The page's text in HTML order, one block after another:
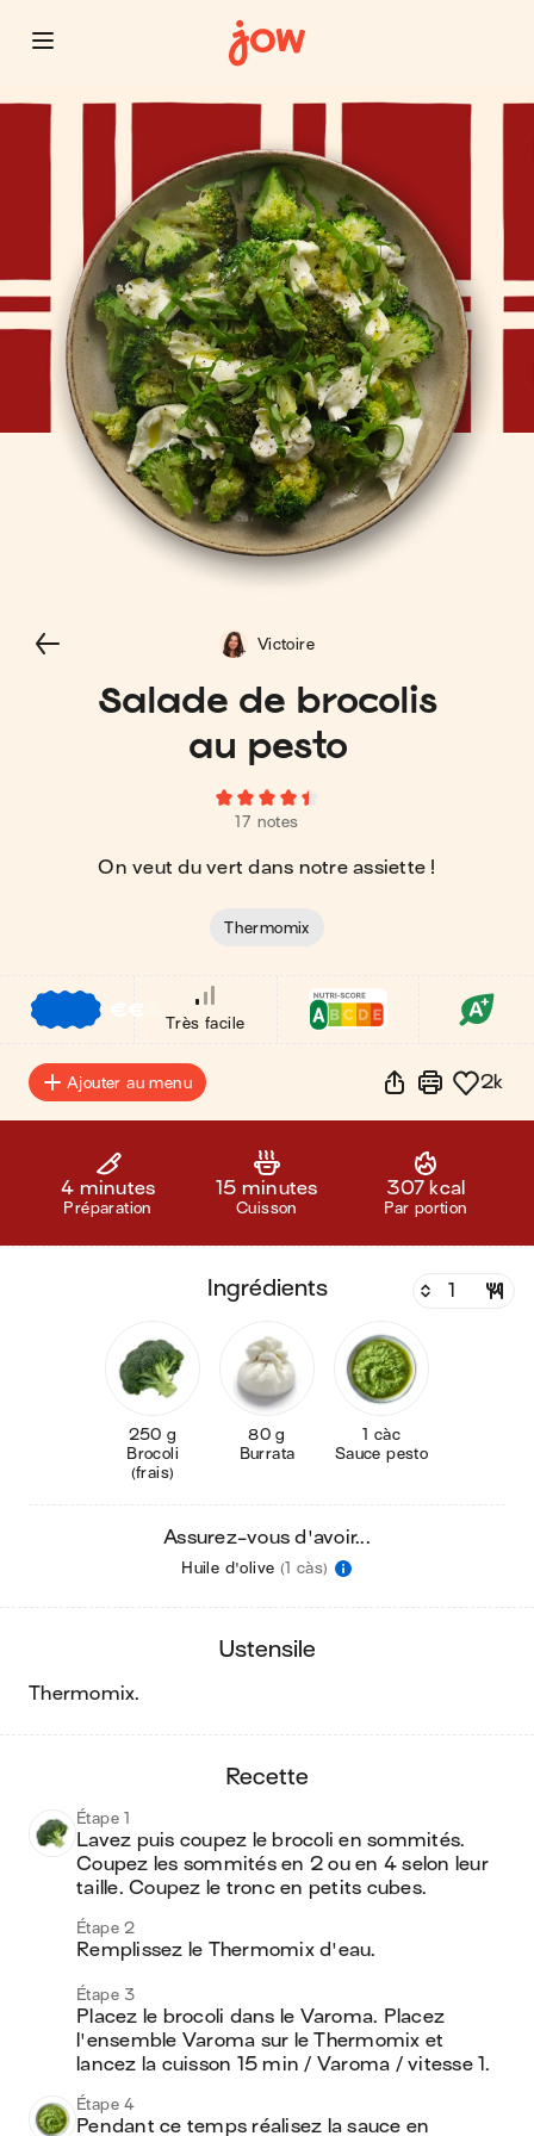
Salade de brocolis
au pesto
17 notes
On veut du vert dans notre assiette !
Victoire
Thermomix
€€
Très facile
Ajouter au menu 2k
4 minutes
Préparation
15 minutes
Cuisson
307 kcal
Par portion
ingrédients
250 g
Brocoli
(frais)
80 g
Burrata
1 càc
Sauce pesto
Assurez-vous d'avoir...
Huile d'olive (1 càs)
ustensile
thermomix.
recette
Étape 1
Lavez puis coupez le brocoli en sommités.
Coupez les sommités en 2 ou en 4 selon leur
taille. Coupez le tronc en petits cubes.
Étape 2
Remplissez le Thermomix d'eau.
Étape 3
Placez le brocoli dans le Varoma. Placez
l'ensemble Varoma sur le Thermomix et
lancez la cuisson 15 min / Varoma / vitesse 1.
Étape 4
Pendant ce temps réalisez la sauce en